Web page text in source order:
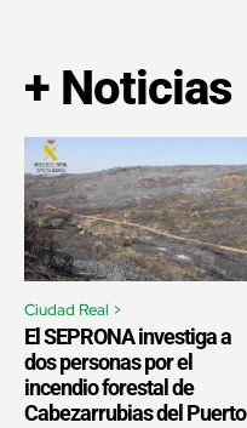
+ Noticias
Ciudad Real >
El SEPRONA investiga a
dos personas por el
incendio forestal de
Cabezarrubias del Puerto